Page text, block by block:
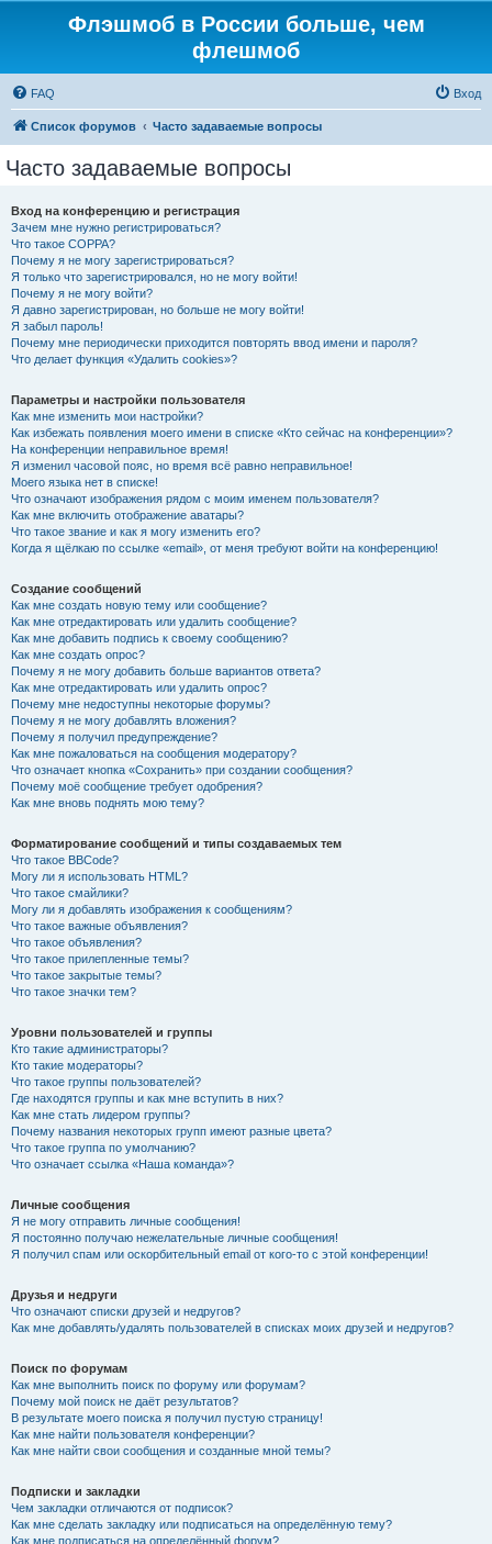
Флэшмоб в России больше, чем
флешмоб
FAQ Вход
Список форумов Часто задаваемые вопросы
Часто задаваемые вопросы
Вход на конференцию и регистрация
Зачем мне нужно регистрироваться?
Что такое COPPA?
Почему я не могу зарегистрироваться?
Я только что зарегистрировался, но не могу войти!
Почему я не могу войти?
Я давно зарегистрирован, но больше не могу войти!
Я забыл пароль!
Почему мне периодически приходится повторять ввод имени и пароля?
Что делает функция «Удалить cookies»?
Параметры и настройки пользователя
Как мне изменить мои настройки?
Как избежать появления моего имени в списке «Кто сейчас на конференции»?
На конференции неправильное время!
Я изменил часовой пояс, но время всё равно неправильное!
Моего языка нет в списке!
Что означают изображения рядом с моим именем пользователя?
Как мне включить отображение аватары?
Что такое звание и как я могу изменить его?
Когда я щёлкаю по ссылке «email», от меня требуют войти на конференцию!
Создание сообщений
Как мне создать новую тему или сообщение?
Как мне отредактировать или удалить сообщение?
Как мне добавить подпись к своему сообщению?
Как мне создать опрос?
Почему я не могу добавить больше вариантов ответа?
Как мне отредактировать или удалить опрос?
Почему мне недоступны некоторые форумы?
Почему я не могу добавлять вложения?
Почему я получил предупреждение?
Как мне пожаловаться на сообщения модератору?
Что означает кнопка «Сохранить» при создании сообщения?
Почему моё сообщение требует одобрения?
Как мне вновь поднять мою тему?
Форматирование сообщений и типы создаваемых тем
Что такое BBCode?
Могу ли я использовать HTML?
Что такое смайлики?
Могу ли я добавлять изображения к сообщениям?
Что такое важные объявления?
Что такое объявления?
Что такое прилепленные темы?
Что такое закрытые темы?
Что такое значки тем?
Уровни пользователей и группы
Кто такие администраторы?
Кто такие модераторы?
Что такое группы пользователей?
Где находятся группы и как мне вступить в них?
Как мне стать лидером группы?
Почему названия некоторых групп имеют разные цвета?
Что такое группа по умолчанию?
Что означает ссылка «Наша команда»?
Личные сообщения
Я не могу отправить личные сообщения!
Я постоянно получаю нежелательные личные сообщения!
Я получил спам или оскорбительный email от кого-то с этой конференции!
Друзья и недруги
Что означают списки друзей и недругов?
Как мне добавлять/удалять пользователей в списках моих друзей и недругов?
Поиск по форумам
Как мне выполнить поиск по форуму или форумам?
Почему мой поиск не даёт результатов?
В результате моего поиска я получил пустую страницу!
Как мне найти пользователя конференции?
Как мне найти свои сообщения и созданные мной темы?
Подписки и закладки
Чем закладки отличаются от подписок?
Как мне сделать закладку или подписаться на определённую тему?
Как мне подписаться на определённый форум?